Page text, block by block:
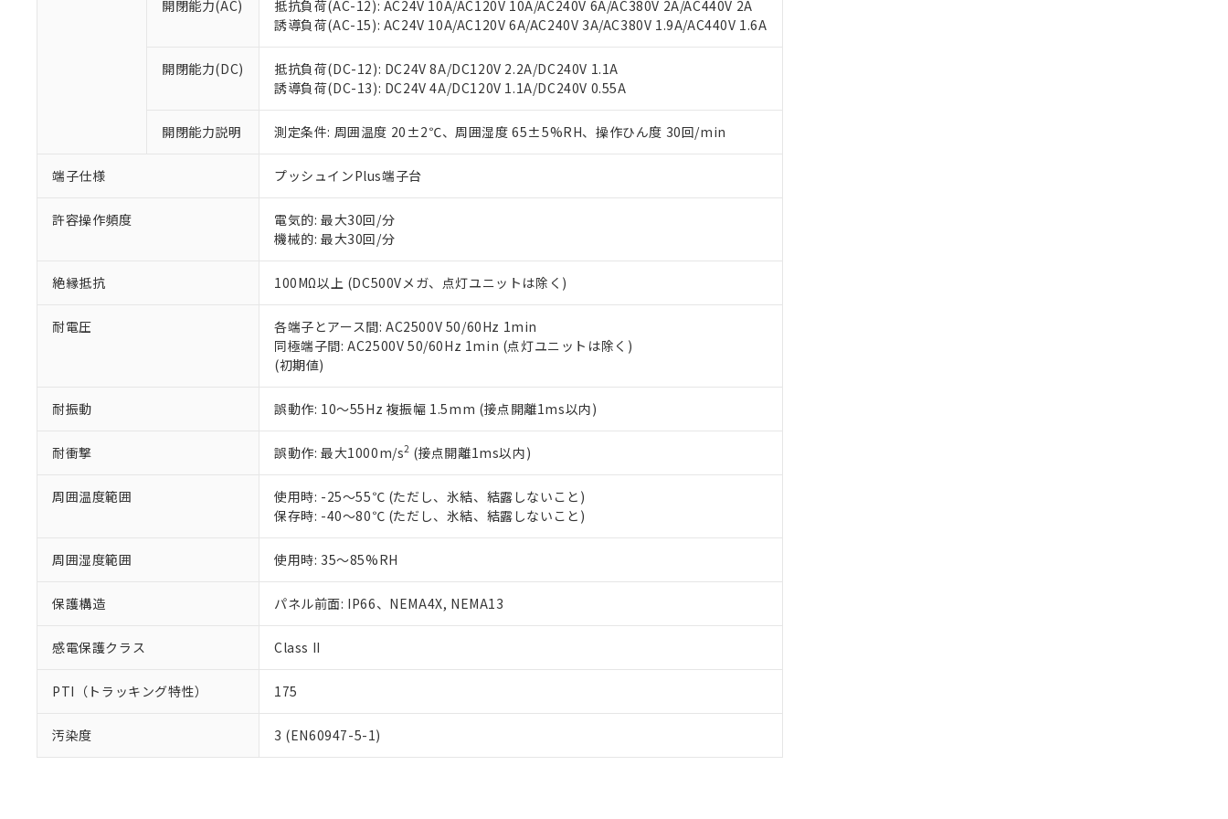
開閉能力(AC)
抵抗負荷(AC-12): AC24V 10A/AC120V 10A/AC240V 6A/AC380V 2A/AC440V 2A
誘導負荷(AC-15): AC24V 10A/AC120V 6A/AC240V 3A/AC380V 1.9A/AC440V 1.6A
開閉能力(DC)
抵抗負荷(DC-12): DC24V 8A/DC120V 2.2A/DC240V 1.1A
誘導負荷(DC-13): DC24V 4A/DC120V 1.1A/DC240V 0.55A
開閉能力説明 測定条件: 周囲温度 20±2℃、周囲湿度 65±5%RH、操作ひん度 30回/min
端子仕様 プッシュインPlus端子台
許容操作頻度
電気的: 最大30回/分
機械的: 最大30回/分
絶縁抵抗 100MΩ以上 (DC500Vメガ、点灯ユニットは除く)
耐電圧
各端子とアース間: AC2500V 50/60Hz 1min
同極端子間: AC2500V 50/60Hz 1min (点灯ユニットは除く)
(初期値)
耐振動 誤動作: 10～55Hz 複振幅 1.5mm (接点開離1ms以内)
耐衝撃 誤動作: 最大1000m/s2 (接点開離1ms以内)
周囲温度範囲
使用時: -25～55℃ (ただし、氷結、結露しないこと)
保存時: -40～80℃ (ただし、氷結、結露しないこと)
周囲湿度範囲 使用時: 35～85%RH
保護構造 パネル前面: IP66、NEMA4X, NEMA13
感電保護クラス Class II
PTI（トラッキング特性） 175
汚染度 3 (EN60947-5-1)
お客様が当ウェブサイト上で当社にご登録された部品リストについて、当社および当社の共同利用者
が、当社の製品・サービスに関するお客様との取引・商談に必要な範囲で利用することをご了承くだ
さい。
※当社の共同利用者とは、"個人情報の共同利用に関して"
いる法人を指します。
※3 非含有証明書ダウンロード
下記の非含有証明書をダウンロードすることができます。
EU RoHS指令（10物質）の非含有証明書
51物質の非含有証明書（当社基準）
※本証明書は発行日時点で非含有を証明するもので、過去に遡って非含有を証明するものではありません。
また、RoHS指令のフタル酸エステル類４物質の対応では、対応完了までの期間は出荷製品に未対応品が
既に当社にて対応品への在庫切替を完了していることから、特段のことがない限り、2022年1月12日よ
り割愛しております。
「－」：未確認です。当社販売部門へお問い合わせください。
合意する キャンセル
白